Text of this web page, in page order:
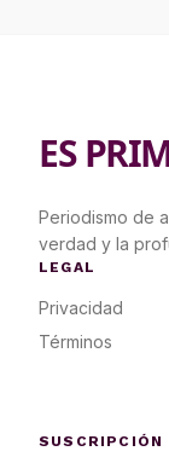
ES
Periodismo de
verdad y la
LEGAL
Privacidad
Términos
SUSCRIPCIÓN